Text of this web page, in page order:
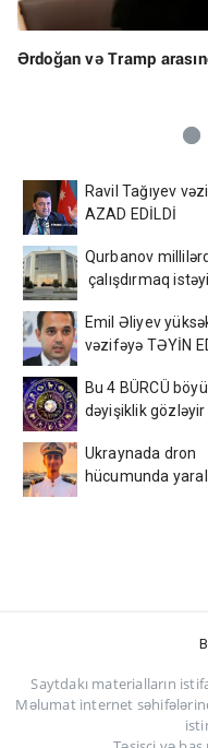
Ərdoğan və Tramp
Ravil Tağıyev
AZAD EDİLDİ
Qurbanov
çalışdırmaq
Emil Əliyev
vəzifəyə TƏYİN
Bu 4 BÜRCÜ
dəyişiklik gözləyir
Ukraynada dron
hücumunda
Saytdakı materialların
Məlumat internet